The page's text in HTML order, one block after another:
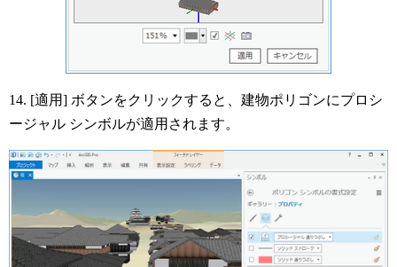
14. [適用] ボタンをクリックすると、建物ポリゴンにプロシ
ージャル シンボルが適用されます。